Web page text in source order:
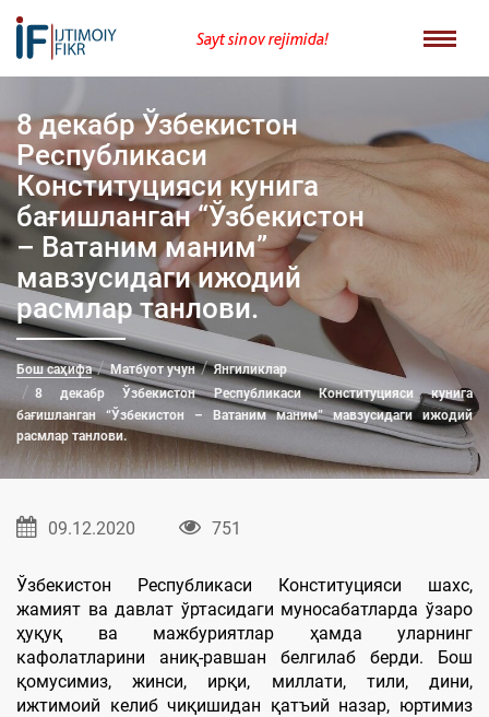
Sayt sinov rejimida!
8 декабр Ўзбекистон
Республикаси
Конституцияси кунига
бағишланган “Ўзбекистон
– Ватаним маним”
мавзусидаги ижодий
расмлар танлови.
Бош саҳифа Матбуот учун
Янгиликлар
8 декабр Ўзбекистон Республикаси Конституцияси кунига
бағишланган “Ўзбекистон – Ватаним маним” мавзусидаги ижодий
расмлар танлови.
09.12.2020 751
Ўзбекистон Республикаси Конституцияси шахс,
жамият ва давлат ўртасидаги муносабатларда ўзаро
ҳуқуқ ва мажбуриятлар ҳамда уларнинг
кафолатларини аниқ-равшан белгилаб берди. Бош
қомусимиз, жинси, ирқи, миллати, тили, дини,
ижтимоий келиб чиқишидан қатъий назар, юртимиз